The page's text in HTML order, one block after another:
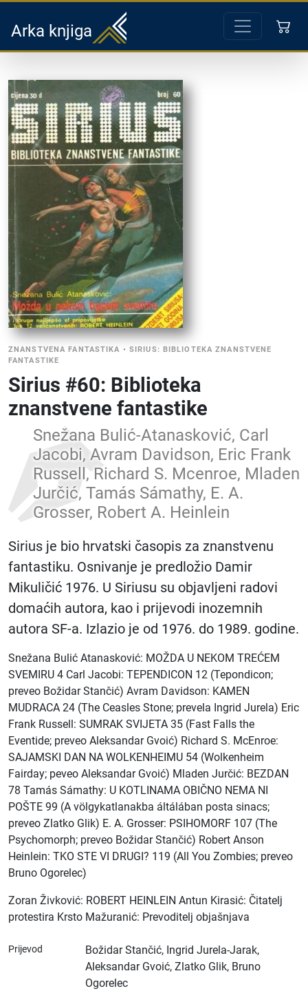
Arka knjiga
ZNANSTVENA FANTASTIKA • SIRIUS: BIBLIOTEKA ZNANSTVENE
FANTASTIKE
Sirius #60: Biblioteka
znanstvene fantastike
Snežana Bulić-Atanasković, Carl
Jacobi, Avram Davidson, Eric Frank
Russell, Richard S. Mcenroe, Mladen
Jurčić, Tamás Sámathy, E. A.
Grosser, Robert A. Heinlein
Sirius je bio hrvatski časopis za znanstvenu
fantastiku. Osnivanje je predložio Damir
Mikuličić 1976. U Siriusu su objavljeni radovi
domaćih autora, kao i prijevodi inozemnih
autora SF-a. Izlazio je od 1976. do 1989. godine.
Snežana Bulić Atanasković: MOŽDA U NEKOM TREĆEM
SVEMIRU 4 Carl Jacobi: TEPENDICON 12 (Tepondicon;
preveo Božidar Stančić) Avram Davidson: KAMEN
MUDRACA 24 (The Ceasles Stone; prevela Ingrid Jurela) Eric
Frank Russell: SUMRAK SVIJETA 35 (Fast Falls the
Eventide; preveo Aleksandar Gvoić) Richard S. McEnroe:
SAJAMSKI DAN NA WOLKENHEIMU 54 (Wolkenheim
Fairday; peveo Aleksandar Gvoić) Mladen Jurčić: BEZDAN
78 Tamás Sámathy: U KOTLINAMA OBIČNO NEMA NI
POŠTE 99 (A völgykatlanakba áltálában posta sinacs;
preveo Zlatko Glik) E. A. Grosser: PSIHOMORF 107 (The
Psychomorph; preveo Božidar Stančić) Robert Anson
Heinlein: TKO STE VI DRUGI? 119 (All You Zombies; preveo
Bruno Ogorelec)
Zoran Živković: ROBERT HEINLEIN Antun Kirasić: Čitatelj
protestira Krsto Mažuranić: Prevoditelj objašnjava
Prijevod
Božidar Stančić, Ingrid Jurela-Jarak,
Aleksandar Gvoić, Zlatko Glik, Bruno
Ogorelec